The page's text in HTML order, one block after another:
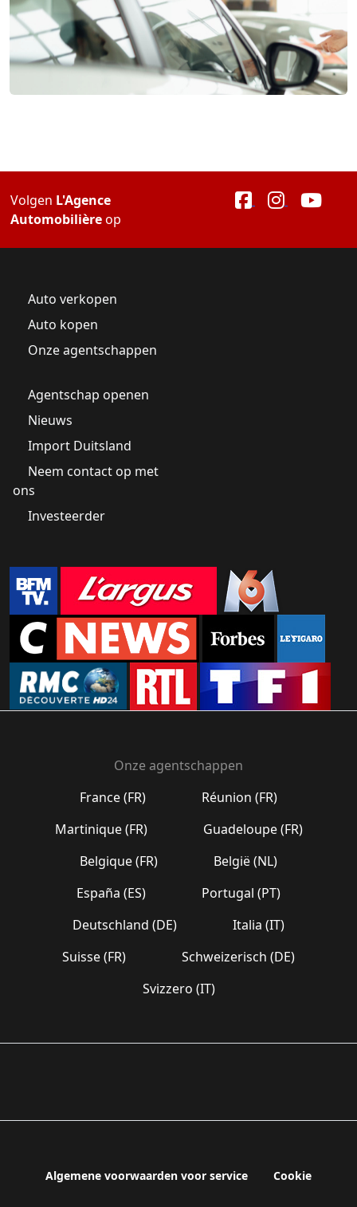
Volgen L'Agence
Automobilièreop
Auto verkopen
Auto kopen
Onze agentschappen
Agentschap openen
Nieuws
Import Duitsland
Neem contact op met
ons
Investeerder
Onze agentschappen
France (FR)
Réunion (FR)
Martinique (FR)
Guadeloupe (FR)
Belgique (FR)
België (NL)
España (ES)
Portugal (PT)
Deutschland (DE)
Italia (IT)
Suisse (FR)
Schweizerisch (DE)
Svizzero (IT)
Algemene voorwaarden voor service Cookie